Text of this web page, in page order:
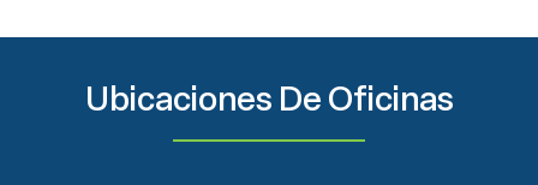
Ubicaciones De Oficinas